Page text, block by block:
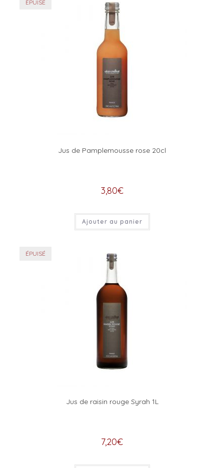
ÉPUISÉ
Jus de Pamplemousse rose 20cl
3,80€
Ajouter au panier
ÉPUISÉ
Jus de raisin rouge Syrah 1L
7,20€